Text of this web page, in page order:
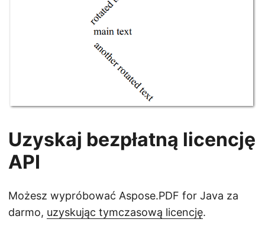
Uzyskaj bezpłatną licencję
API
Możesz wypróbować Aspose.PDF for Java za
darmo, uzyskując tymczasową licencję.